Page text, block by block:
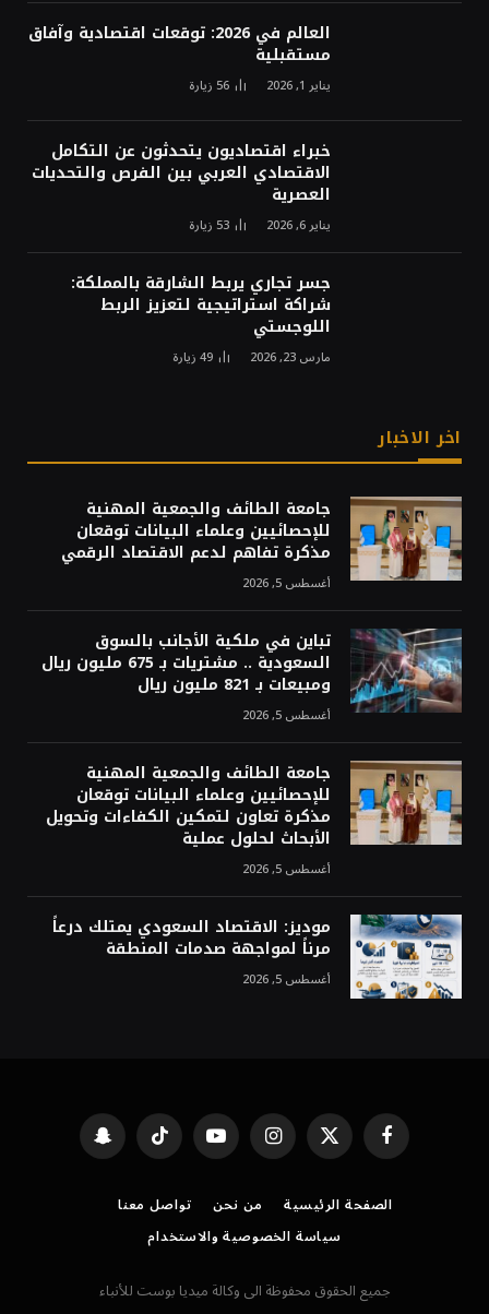
العالم في 2026: توقعات اقتصادية وآفاق
مستقبلية
يناير 1, 2026 56 زيارة
خبراء اقتصاديون يتحدثون عن التكامل
الاقتصادي العربي بين الفرص والتحديات
العصرية
يناير 6, 2026 53 زيارة
جسر تجاري يربط الشارقة بالمملكة:
شراكة استراتيجية لتعزيز الربط
اللوجستي
مارس 23, 2026 49زيارة
اخر الاخبار
جامعة الطائف والجمعية المهنية
للإحصائيين وعلماء البيانات توقعان
مذكرة تفاهم لدعم الاقتصاد الرقمي
أغسطس 5, 2026
تباين في ملكية الأجانب بالسوق
السعودية .. مشتريات بـ 675 مليون ريال
ومبيعات بـ 821 مليون ريال
أغسطس 5, 2026
جامعة الطائف والجمعية المهنية
للإحصائيين وعلماء البيانات توقعان
مذكرة تعاون لتمكين الكفاءات وتحويل
الأبحاث لحلول عملية
أغسطس 5, 2026
موديز: الاقتصاد السعودي يمتلك درعاً
مرناً لمواجهة صدمات المنطقة
أغسطس 5, 2026
فيسبوك X
(Twitter)
الانستغراميوتيوب تيكتوك Snapchat
الصفحة الرئيسية من نحن
تواصل معنا
سياسة الخصوصية والاستخدام
جميع الحقوق محفوظة الى وكالة ميديا بوست للأنباء